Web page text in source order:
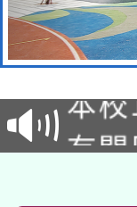
本
第3
本
次
有